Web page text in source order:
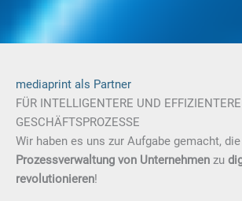
mediaprint als Partner
FÜR INTELLIGENTERE UND EFFIZIENTERE
GESCHÄFTSPROZESSE
Wir haben es uns zur Aufgabe gemacht,
Prozessverwaltung von Unternehmen zu
revolutionieren!